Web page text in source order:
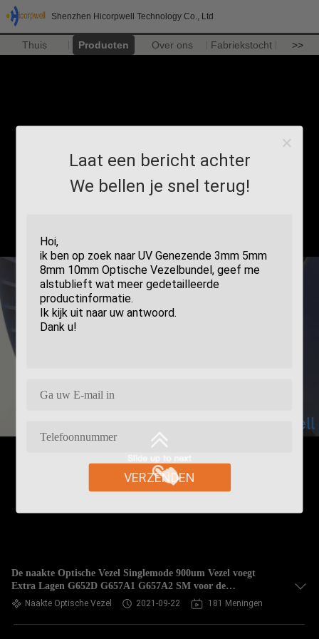
Shenzhen Hicorpwell Technology Co., Ltd
Thuis Producten Over ons Fabriekstocht >>
Laat een bericht achter
We bellen je snel terug!
VERZENDEN
De naakte Optische Vezel Singlemode 900um Vezel voegt
Extra Lagen G652D G657A1 G657A2 SM voor de
Kabelproductie van FO toe
Naakte Optische Vezel 2021-09-22 181 Meningen